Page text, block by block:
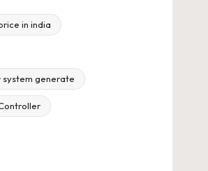
in india
system generate